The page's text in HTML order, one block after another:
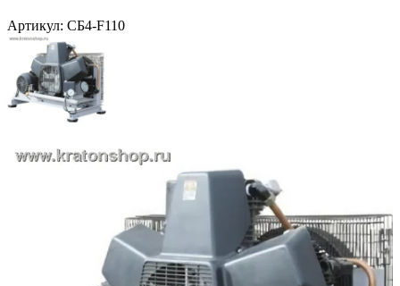
Артикул: СБ4-F110